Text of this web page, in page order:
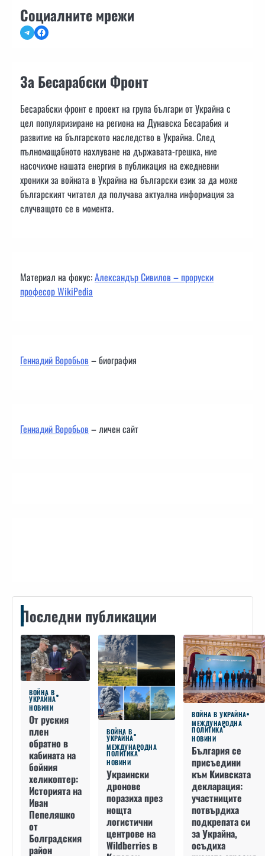
Социалните мрежи
TelegramFacebook
За Бесарабски Фронт
Бесарабски фронт е проект на група българи от Украйна с
цел популяризиране на региона на Дунавска Бесарабия и
развитие на българското наследство в Украйна. След
пълномащабното нахлуване на държавата-грешка, ние
насочихме нашата енергия в публикация на ежедневни
хроники за войната в Украйна на български език за да може
българският читател да получава актуална информация за
случващото се в момента.
Материал на фокус:Александър Сивилов – проруски
професор WikiPedia
Геннадий Воробьов– биография
Геннадий Воробьов– личен сайт
Последни публикации
ВОЙНА В
УКРАЙНА
НОВИНИ
От руския
плен
обратно в
кабината на
бойния
хеликоптер:
Историята на
Иван
Пепеляшко
от
Болградския
район
ВОЙНА В
УКРАЙНА
МЕЖДУНАРОДНА
ПОЛИТИКА
НОВИНИ
Украински
дронове
поразиха през
нощта
логистични
центрове на
Wildberries в
ВОЙНА В УКРАЙНА
МЕЖДУНАРОДНА
ПОЛИТИКА
НОВИНИ
България се
присъедини
към Киивската
декларация:
участниците
потвърдиха
подкрепата си
за Украйна,
осъдиха